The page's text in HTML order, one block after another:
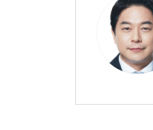
현행 교육 체계와
미래 세대의 교
직업 교육과 평